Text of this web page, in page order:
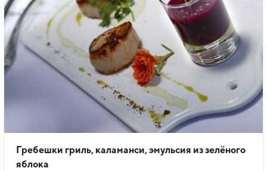
Гребешки гриль, каламанси, эмульсия из зелёного
яблока